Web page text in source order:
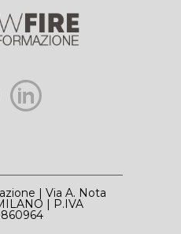
| Via A. Nota
| P.IVA